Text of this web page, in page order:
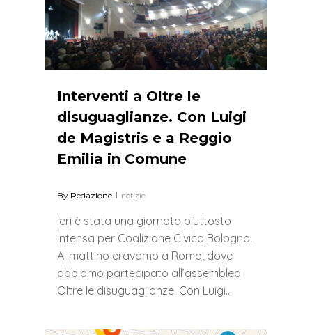
Interventi a Oltre le
disuguaglianze. Con Luigi
de Magistris e a Reggio
Emilia in Comune
By Redazione notizie
Ieri è stata una giornata piuttosto
intensa per Coalizione Civica Bologna.
Al mattino eravamo a Roma, dove
abbiamo partecipato all’assemblea
Oltre le disuguaglianze. Con Luigi…
0